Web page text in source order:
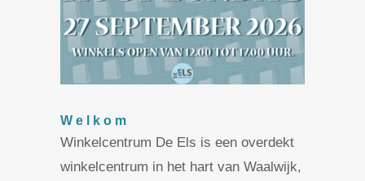
Koopzondag 27
September 2026
Welkom
Winkelcentrum De Els is een overdekt
winkelcentrum in het hart van Waalwijk,